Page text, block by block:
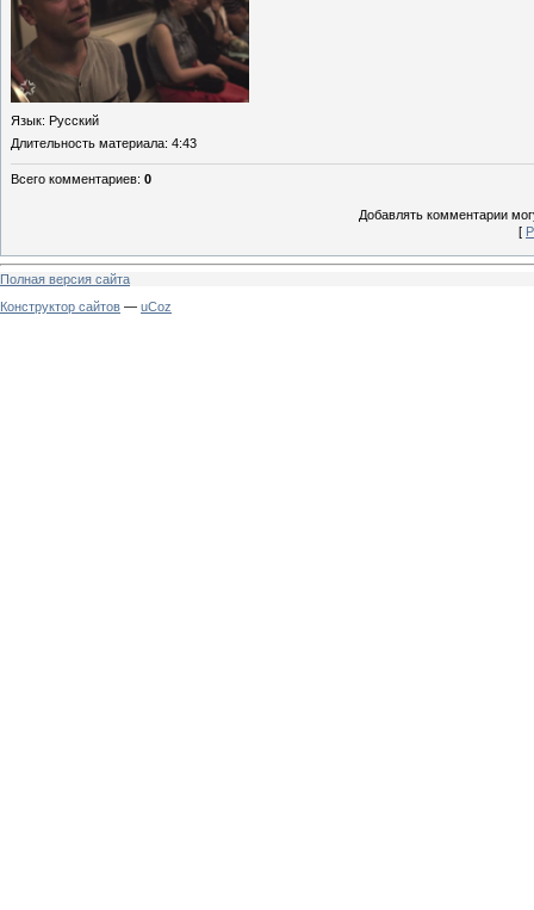
Язык: Русский
Длительность материала: 4:43
Всего комментариев: 0
Добавлять комментарии
[
Полная версия сайта
Конструктор сайтов — uCoz